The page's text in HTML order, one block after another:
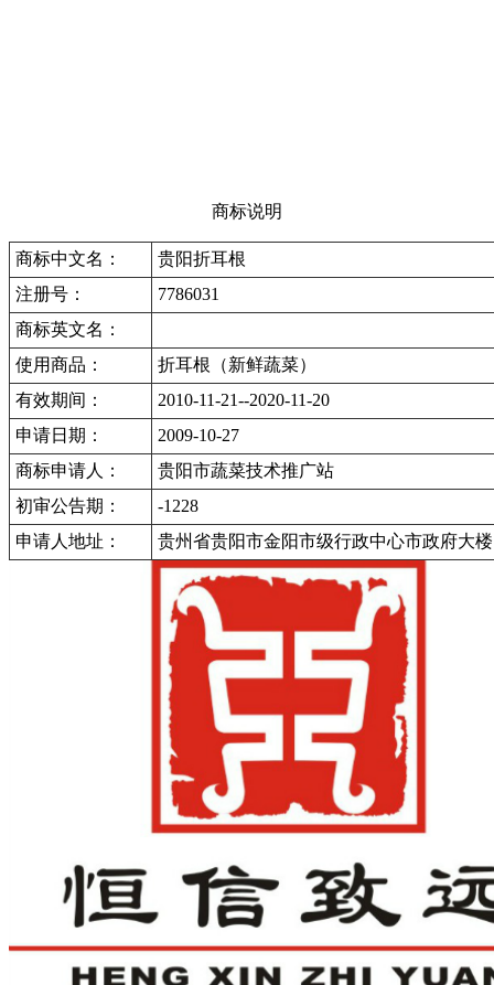
商标说明
商标中文名：
贵阳折耳根
注册号：
7786031
商标英文名：
使用商品：
折耳根（新鲜蔬菜）
有效期间：
2010-11-21--2020-11-20
申请日期：
2009-10-27
商标申请人：
贵阳市蔬菜技术推广站
初审公告期：
-1228
申请人地址：
贵州省贵阳市金阳市级行政中心市政府大楼